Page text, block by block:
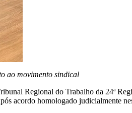
ao movimento sindical
Regional do Trabalho da 24ª
acordo homologado judicialmente